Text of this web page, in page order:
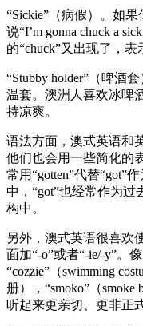
“Sickie”（病假）。如
说“I’m gonna chuck a
的“chuck”又出现了，表
“Stubby holder”（啤酒
温套。澳洲人喜欢冰啤
持凉爽。
语法方面，澳式英语和
他们也会用一些简化的
常用“gotten”代替“got”
中，“got”也经常作为过
构中。
另外，澳式英语很喜欢
面加“-o”或者“-ie/-y”。
“cozzie”（swimming
册），“smoko”（
听起来更亲切、更非正